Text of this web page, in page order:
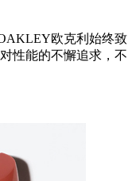
欧克利始终致
性能的不懈追求，不